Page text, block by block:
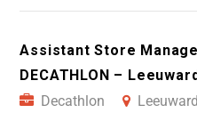
Assistant Store
DECATHLON –
Decathlon